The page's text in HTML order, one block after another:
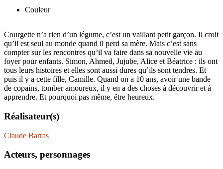
Couleur
Courgette n’a rien d’un légume, c’est un vaillant petit garçon. Il croit
qu’il est seul au monde quand il perd sa mère. Mais c’est sans
compter sur les rencontres qu’il va faire dans sa nouvelle vie au
foyer pour enfants. Simon, Ahmed, Jujube, Alice et Béatrice : ils ont
tous leurs histoires et elles sont aussi dures qu’ils sont tendres. Et
puis il y a cette fille, Camille. Quand on a 10 ans, avoir une bande
de copains, tomber amoureux, il y en a des choses à découvrir et à
apprendre. Et pourquoi pas même, être heureux.
Réalisateur(s)
Claude Barras
Acteurs, personnages